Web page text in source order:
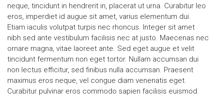
neque, tincidunt in hendrerit in, placerat ut urna. Curabitur leo
eros, imperdiet id augue sit amet, varius elementum dui.
Etiam iaculis volutpat turpis nec rhoncus. Integer sit amet
nibh sed ante vestibulum facilisis nec at justo. Maecenas nec
ornare magna, vitae laoreet ante. Sed eget augue et velit
tincidunt fermentum non eget tortor. Nullam accumsan dui
non lectus efficitur, sed finibus nulla accumsan. Praesent
maximus eros neque, vel congue diam venenatis eget.
Curabitur pulvinar eros commodo sapien facilisis euismod.